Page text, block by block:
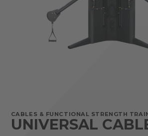
CABLES & FUNCTIONAL STRENGTH
UNIVERSAL